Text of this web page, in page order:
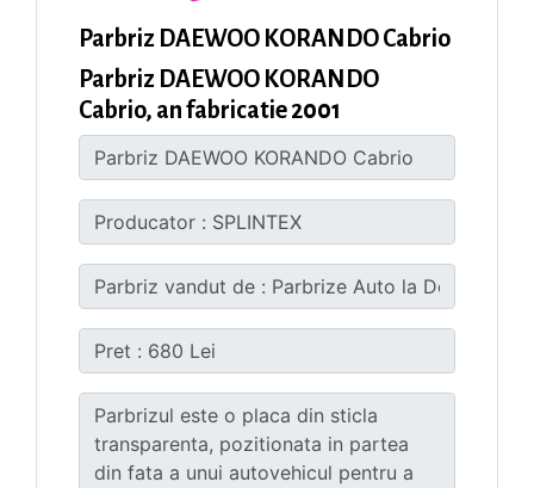
Parbriz DAEWOO KORANDO Cabrio
Parbriz DAEWOO KORANDO
Cabrio, an fabricatie 2001